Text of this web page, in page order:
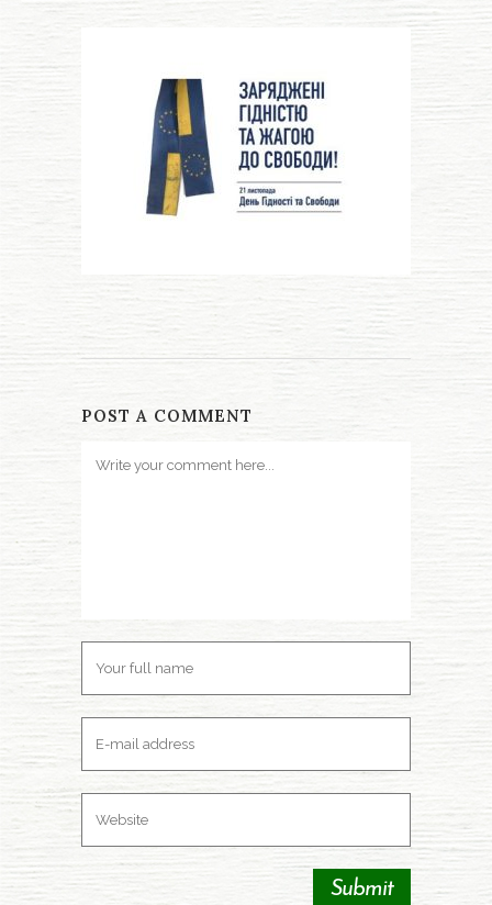
POST A COMMENT